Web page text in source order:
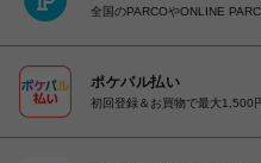
全国のPARCOやONLINE
ポケパル払い
初回登録＆お買物で最大1,500